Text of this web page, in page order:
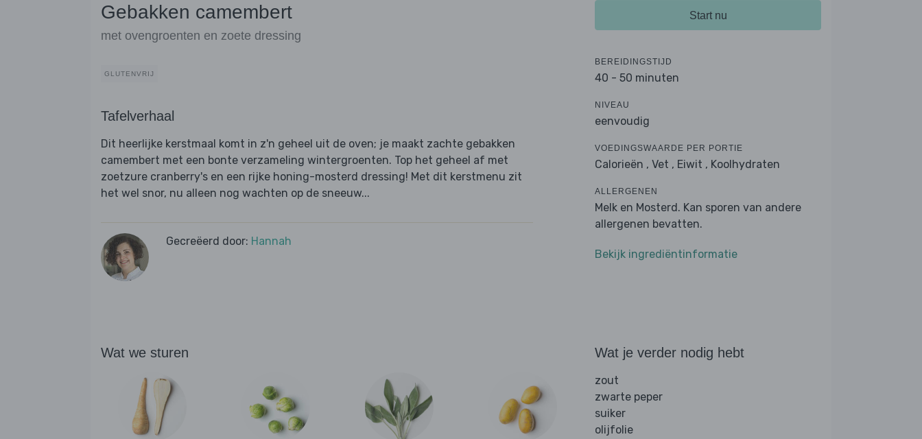
Gebakken camembert
met ovengroenten en zoete dressing
GLUTENVRIJ
Tafelverhaal
Dit heerlijke kerstmaal komt in z'n geheel uit de oven; je maakt zachte gebakken
camembert met een bonte verzameling wintergroenten. Top het geheel af met
zoetzure cranberry's en een rijke honing-mosterd dressing! Met dit kerstmenu zit
het wel snor, nu alleen nog wachten op de sneeuw...
Gecreëerd door: Hannah
Start nu
BEREIDINGSTIJD
40 - 50 minuten
NIVEAU
eenvoudig
VOEDINGSWAARDE PER PORTIE
Calorieën , Vet , Eiwit , Koolhydraten
ALLERGENEN
Melk en Mosterd. Kan sporen van andere
allergenen bevatten.
Bekijk ingrediëntinformatie
Wat we sturen Wat je verder nodig hebt
zout
zwarte peper
suiker
olijfolie